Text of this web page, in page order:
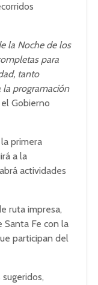
la Noche de los
para
tanto
la programación
Gobierno
primera
a la
actividades
ruta impresa,
Santa Fe con la
participan del